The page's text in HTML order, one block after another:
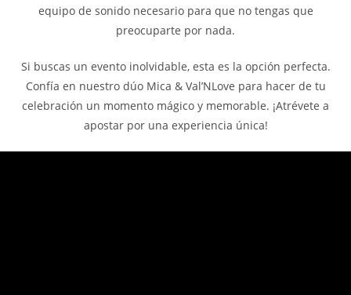
equipo de sonido necesario para que no tengas que
preocuparte por nada.
Si buscas un evento inolvidable, esta es la opción perfecta.
Confía en nuestro dúo Mica & Val’NLove para hacer de tu
celebración un momento mágico y memorable. ¡Atrévete a
apostar por una experiencia única!